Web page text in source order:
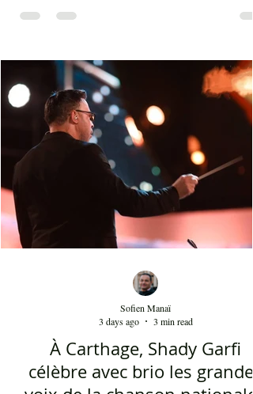
première ligne jouent avec des costumes qui
planches du festival de Carthage. Dans les
gradins, dans un temps d'été très humide, les
présents sont le plus souvent des
qui sont venus se rappeler des années 80 et
90 où la culture italienne dominait le paysage
télévisuel tunisien. Conduit par l'énergique
d'orch
Sofien Manaï
3 days ago
3 min read